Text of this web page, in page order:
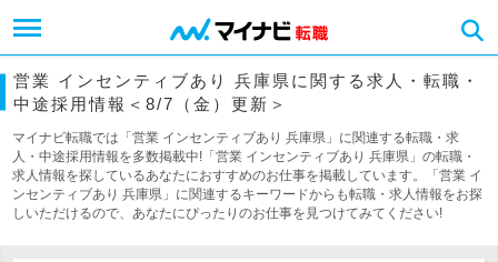
営業 インセンティブあり 兵庫県に関する求人・転職・
中途採用情報＜8/7（金）更新＞
マイナビ転職では「営業 インセンティブあり 兵庫県」に関連する転職・求
人・中途採用情報を多数掲載中!「営業 インセンティブあり 兵庫県」の転職・
求人情報を探しているあなたにおすすめのお仕事を掲載しています。「営業 イ
ンセンティブあり 兵庫県」に関連するキーワードからも転職・求人情報をお探
しいただけるので、あなたにぴったりのお仕事を見つけてみてください!